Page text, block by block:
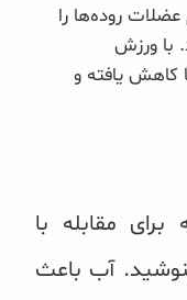
روده‌ها را
با ورزش
کاهش یافته و
مقابله با
آب باعث